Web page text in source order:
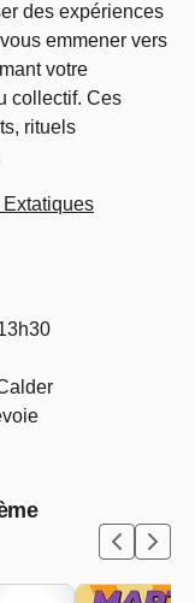
des expériences
emmener vers
votre
collectif. Ces
rituels